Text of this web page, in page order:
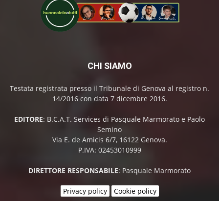
CHI SIAMO
Testata registrata presso il Tribunale di Genova al registro n.
14/2016 con data 7 dicembre 2016.
EDITORE: B.C.A.T. Services di Pasquale Marmorato e Paolo
Semino
Via E. de Amicis 6/7, 16122 Genova.
P.IVA: 02453010999
DIRETTORE RESPONSABILE: Pasquale Marmorato
Privacy policy Cookie policy